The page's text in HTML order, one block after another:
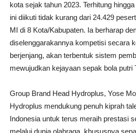
kota sejak tahun 2023. Terhitung
ini diikuti tidak kurang dari 24.429
MI di 8 Kota/Kabupaten. Ia berharap
diselenggarakannya kompetisi secara
berjenjang, akan terbentuk sistem
mewujudkan kejayaan sepak bola putri
Group Brand Head Hydroplus, Yose
Hydroplus mendukung penuh kiprah
Indonesia untuk terus meraih prestasi